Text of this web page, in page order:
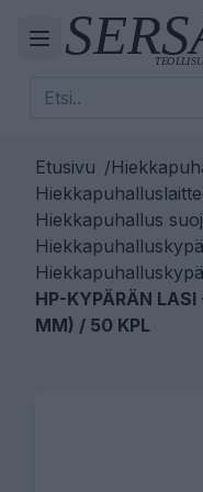
Etusivu /
Hiekkapuhallus
HP-KYPÄRÄN
MM) / 50 KPL